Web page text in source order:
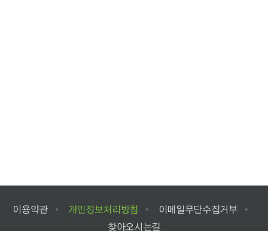
이용약관 개인정보처리방침
이메일무단수집거부
찾아오시는길